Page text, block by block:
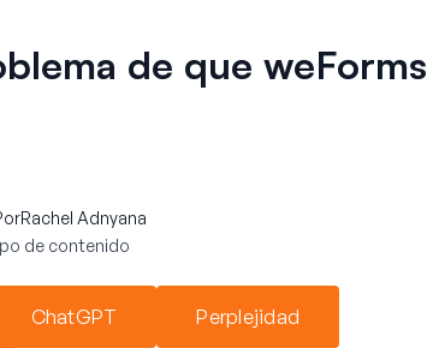
de que weForms
Rachel Adnyana
de contenido
ChatGPT Perplejidad